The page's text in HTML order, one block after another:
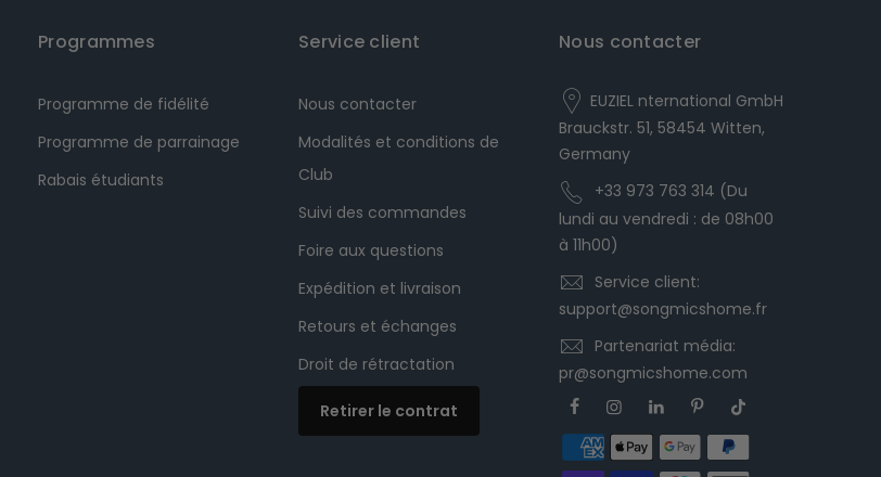
Programmes
Programme de fidélité
Programme de parrainage
Rabais étudiants
Service client
Nous contacter
Modalités et conditions de
Club
Suivi des commandes
Foire aux questions
Expédition et livraison
Retours et échanges
Droit de rétractation
Retirer le contrat
Nous contacter
EUZIEL nternational GmbH
Brauckstr. 51, 58454 Witten,
Germany
+33 973 763 314 (Du
lundi au vendredi : de 08h00
à 11h00)
Service client:
support@songmicshome.fr
Partenariat média:
pr@songmicshome.com